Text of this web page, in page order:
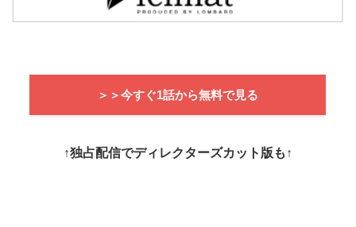
＞＞今すぐ1話から無料で見る
↑独占配信でディレクターズカット版も↑